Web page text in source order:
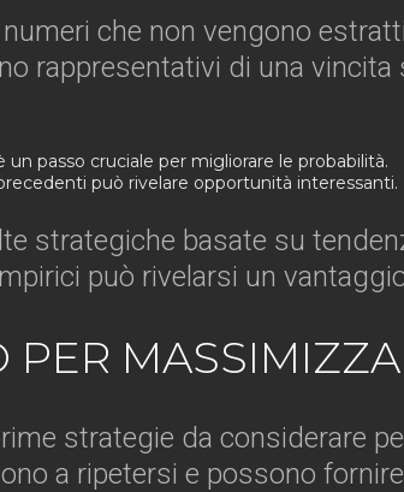
che non vengono
rappresentativi di una
passo cruciale per migliorare le probabilità.
può rivelare opportunità interessanti.
strategiche basate su
può rivelarsi un
PER
strategie da considerare
a ripetersi e possono